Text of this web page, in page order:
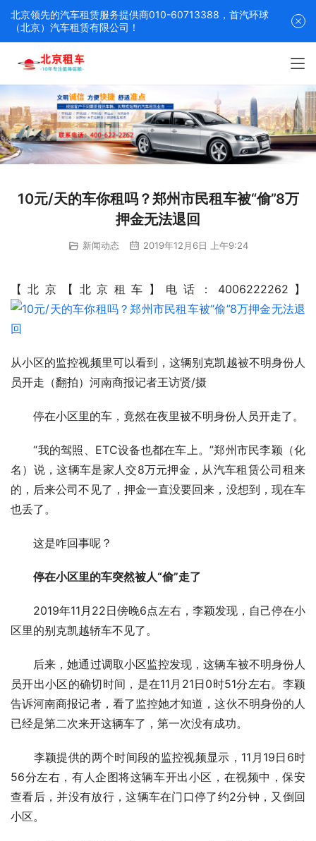
10元/天的车你租吗？郑州市民租车被“偷”8万
押金无法退回
新闻动态 2019年12月6日 上午9:24
【北京【北京租车】电话：4006222262】
从小区的监控视频里可以看到，这辆别克凯越被不明身份人
员开走（翻拍）河南商报记者王访贤/摄
停在小区里的车，竟然在夜里被不明身份人员开走了。
“我的驾照、ETC设备也都在车上。”郑州市民李颖（化
名）说，这辆车是家人交8万元押金，从汽车租赁公司租来
的，后来公司不见了，押金一直没要回来，没想到，现在车
也丢了。
这是咋回事呢？
停在小区里的车突然被人“偷”走了
2019年11月22日傍晚6点左右，李颖发现，自己停在小
区里的别克凯越轿车不见了。
后来，她通过调取小区监控发现，这辆车被不明身份人
员开出小区的确切时间，是在11月21日0时51分左右。李颖
告诉河南商报记者，看了监控她才知道，这伙不明身份的人
已经是第二次来开这辆车了，第一次没有成功。
李颖提供的两个时间段的监控视频显示，11月19日6时
56分左右，有人企图将这辆车开出小区，在视频中，保安
查看后，并没有放行，这辆车在门口停了约2分钟，又倒回
小区。
北京领先的汽车租赁服务提供商010-60713388，首汽环球
（北京）汽车租赁有限公司！